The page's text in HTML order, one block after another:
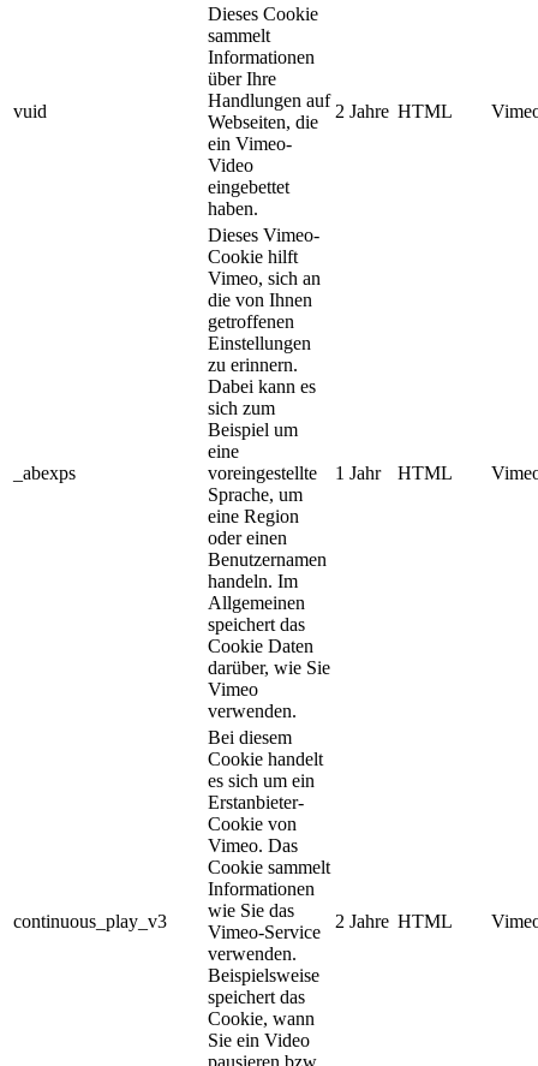
vuid
Dieses Cookie
sammelt
Informationen
über Ihre
Handlungen auf
Webseiten, die
ein Vimeo-
Video
eingebettet
haben.
2 Jahre HTML
_abexps
Dieses Vimeo-
Cookie hilft
Vimeo, sich an
die von Ihnen
getroffenen
Einstellungen
zu erinnern.
Dabei kann es
sich zum
Beispiel um
eine
voreingestellte
Sprache, um
eine Region
oder einen
Benutzernamen
handeln. Im
Allgemeinen
speichert das
Cookie Daten
darüber, wie Sie
Vimeo
verwenden.
1 Jahr HTML
continuous_play_v3
Bei diesem
Cookie handelt
es sich um ein
Erstanbieter-
Cookie von
Vimeo. Das
Cookie sammelt
Informationen
wie Sie das
Vimeo-Service
verwenden.
Beispielsweise
speichert das
Cookie, wann
Sie ein Video
2 Jahre HTML